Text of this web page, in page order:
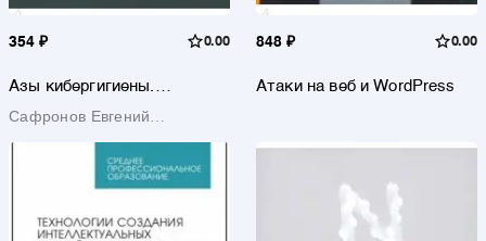
354 ₽ 0.00
Азы кибергигиены.
правовые аспекты
Сафронов Евгений
848 ₽ 0.00
Атаки на веб и WordPress